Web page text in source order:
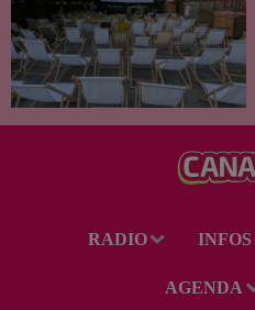
RADIO INFOS
AGENDA